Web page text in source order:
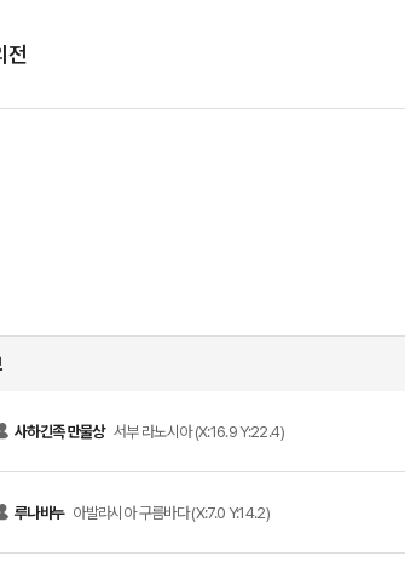
전
사하긴족 만물상 서부 라노시아 (X:16.9 Y:22.4)
루나바누 아발라시아 구름바다 (X:7.0 Y:14.2)